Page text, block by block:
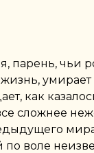
парень, чьи
умирает
как
сложнее
воле